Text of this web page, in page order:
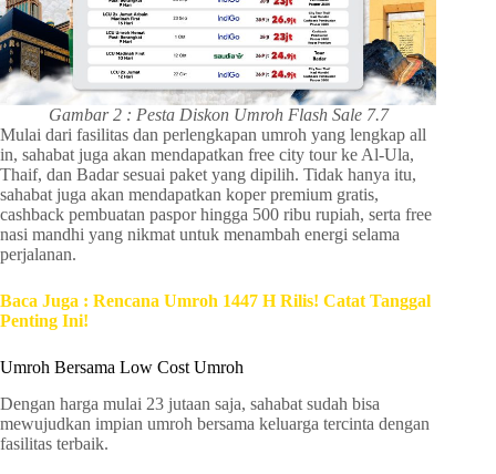
Gambar 2 : Pesta Diskon Umroh Flash Sale 7.7
Mulai dari fasilitas dan perlengkapan umroh yang lengkap all
in, sahabat juga akan mendapatkan free city tour ke Al-Ula,
Thaif, dan Badar sesuai paket yang dipilih. Tidak hanya itu,
sahabat juga akan mendapatkan koper premium gratis,
cashback pembuatan paspor hingga 500 ribu rupiah, serta free
nasi mandhi yang nikmat untuk menambah energi selama
perjalanan.
Baca Juga : Rencana Umroh 1447 H Rilis! Catat Tanggal
Penting Ini!
Umroh Bersama Low Cost Umroh
Dengan harga mulai 23 jutaan saja, sahabat sudah bisa
mewujudkan impian umroh bersama keluarga tercinta dengan
fasilitas terbaik.